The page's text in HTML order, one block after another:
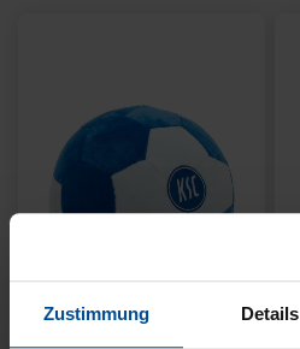
Zustimmung Details